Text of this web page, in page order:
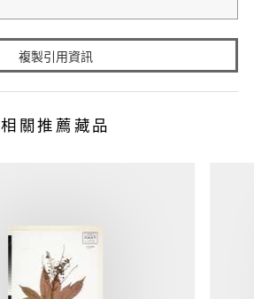
複製引用資訊
相關推薦藏品